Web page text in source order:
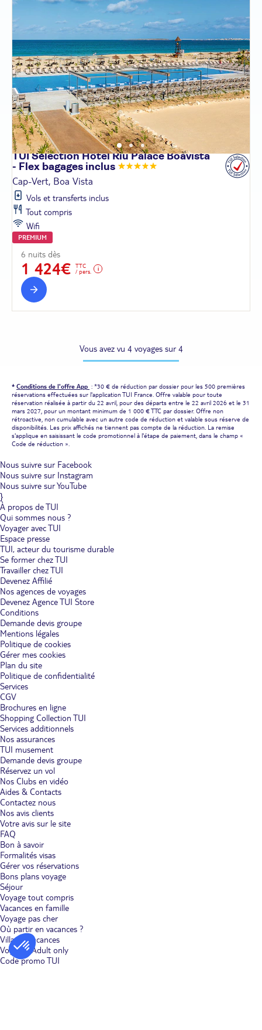
TUI Sélection Hôtel Riu Palace Boavista
- Flex bagages inclus
Cap-Vert, Boa Vista
Vols et transferts inclus
Tout compris
Wifi
PREMIUM
6 nuits dès
1 424€
TTC
/ pers.
Vous avez vu 4 voyages sur 4
* Conditions de l'offre App : *30 € de réduction par dossier pour les 500 premières
réservations effectuées sur l'application TUI France. Offre valable pour toute
réservation réalisée à partir du 22 avril, pour des départs entre le 22 avril 2026 et le 31
mars 2027, pour un montant minimum de 1 000 € TTC par dossier. Offre non
rétroactive, non cumulable avec un autre code de réduction et valable sous réserve de
disponibilités. Les prix affichés ne tiennent pas compte de la réduction. La remise
s'applique en saisissant le code promotionnel à l'étape de paiement, dans le champ «
Code de réduction ».
Nous suivre sur Facebook
Nous suivre sur Instagram
Nous suivre sur YouTube
}
À propos de TUI
Qui sommes nous ?
Voyager avec TUI
Espace presse
TUI, acteur du tourisme durable
Se former chez TUI
Travailler chez TUI
Devenez Affilié
Nos agences de voyages
Devenez Agence TUI Store
Conditions
Demande devis groupe
Mentions légales
Politique de cookies
Gérer mes cookies
Plan du site
Politique de confidentialité
Services
CGV
Brochures en ligne
Shopping Collection TUI
Services additionnels
Nos assurances
TUI musement
Demande devis groupe
Réservez un vol
Nos Clubs en vidéo
Aides & Contacts
Contactez nous
Nos avis clients
Votre avis sur le site
FAQ
Bon à savoir
Formalités visas
Gérer vos réservations
Bons plans voyage
Séjour
Voyage tout compris
Vacances en famille
Voyage pas cher
Où partir en vacances ?
Villages vacances
Voyages Adult only
Code promo TUI